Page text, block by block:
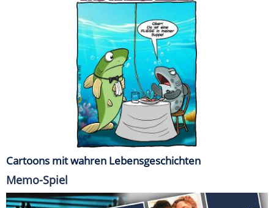
Cartoons mit wahren Lebensgeschichten
Memo-Spiel